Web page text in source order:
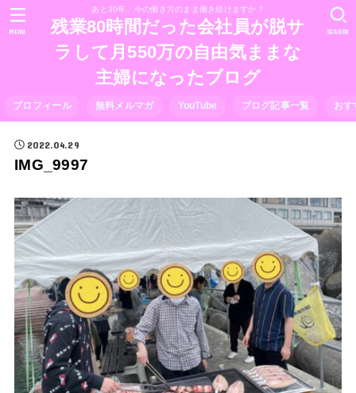
あと30年、今の働き方のまま働き続けますか？
残業80時間だった会社員が脱サ
ラして月550万の自由気ままな
主婦になったブログ
プロフィール 無料メルマガ YouTube ブログ記事一覧 おす
SEARCH
MENU
2022.04.29
IMG_9997